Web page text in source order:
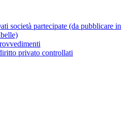
società partecipate (da pubblicare in
privato controllati